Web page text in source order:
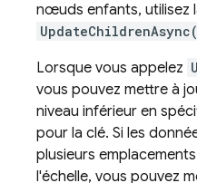
nœuds enfants, utilisez
Lorsque vous appelez
vous pouvez mettre à
niveau inférieur en
pour la clé. Si les
plusieurs
l'échelle, vous pouvez